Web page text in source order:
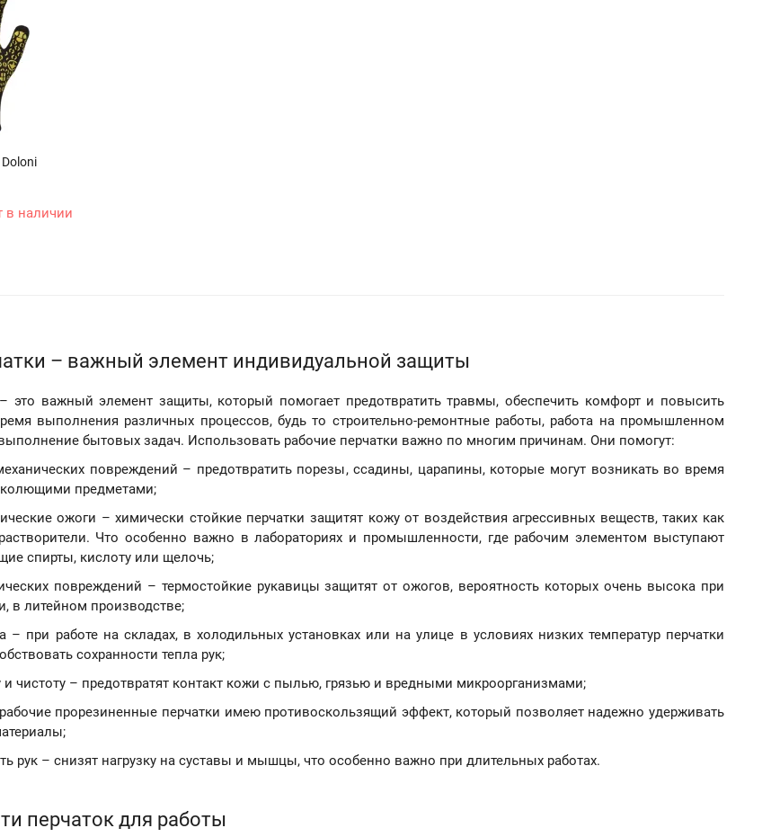
в наличии
– важный элемент индивидуальной защиты
это важный элемент защиты, который помогает предотвратить травмы, обеспечить комфорт и повысить
выполнения различных процессов, будь то строительно-ремонтные работы, работа на промышленном
бытовых задач. Использовать рабочие перчатки важно по многим причинам. Они помогут:
повреждений – предотвратить порезы, ссадины, царапины, которые могут возникать во время
предметами;
ожоги – химически стойкие перчатки защитят кожу от воздействия агрессивных веществ, таких как
Что особенно важно в лабораториях и промышленности, где рабочим элементом выступают
спирты, кислоту или щелочь;
повреждений – термостойкие рукавицы защитят от ожогов, вероятность которых очень высока при
в литейном производстве;
– при работе на складах, в холодильных установках или на улице в условиях низких температур перчатки
сохранности тепла рук;
и чистоту – предотвратят контакт кожи с пылью, грязью и вредными микроорганизмами;
прорезиненные перчатки имею противоскользящий эффект, который позволяет надежно удерживать
рук – снизят нагрузку на суставы и мышцы, что особенно важно при длительных работах.
перчаток для работы